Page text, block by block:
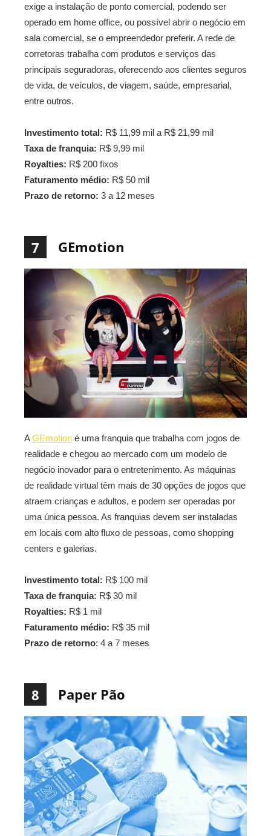
exige a instalação de ponto comercial, podendo ser
operado em home office, ou possível abrir o negócio em
sala comercial, se o empreendedor preferir. A rede de
corretoras trabalha com produtos e serviços das
principais seguradoras, oferecendo aos clientes seguros
de vida, de veículos, de viagem, saúde, empresarial,
entre outros.
Investimento total: R$ 11,99 mil a R$ 21,99 mil
Taxa de franquia: R$ 9,99 mil
Royalties: R$ 200 fixos
Faturamento médio: R$ 50 mil
Prazo de retorno: 3 a 12 meses
7 GEmotion
AGEmotion é uma franquia que trabalha com jogos de
realidade e chegou ao mercado com um modelo de
negócio inovador para o entretenimento. As máquinas
de realidade virtual têm mais de 30 opções de jogos que
atraem crianças e adultos, e podem ser operadas por
uma única pessoa. As franquias devem ser instaladas
em locais com alto fluxo de pessoas, como shopping
centers e galerias.
Investimento total: R$ 100 mil
Taxa de franquia: R$ 30 mil
Royalties: R$ 1 mil
Faturamento médio: R$ 35 mil
Prazo de retorno: 4 a 7 meses
8 Paper Pão